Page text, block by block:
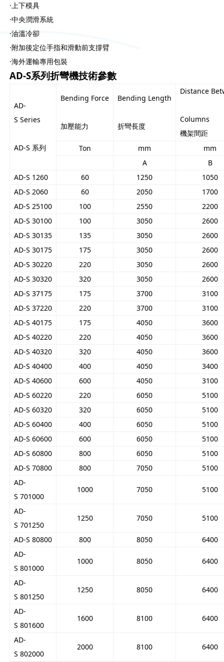
·上下模具
·中央潤滑系統
·油溫冷卻
·附加後定位手指和滑動前支撐臂
·海外運輸專用包裝
AD-S系列折彎機技術參數
AD-
S Series
AD-S 系列
Bending Force
加壓能力
Bending Length
折彎長度
Distance
Columns
機架間距
Ton
mm
mm
A
B
AD-S 1260
60 1250
1050
AD-S 2060
60 2050
1700
AD-S 25100
100 2550
2200
AD-S 30100
100 3050
2600
AD-S 30135
135 3050
2600
AD-S 30175
175 3050
2600
AD-S 30220
220 3050
2600
AD-S 30320
320 3050
2600
AD-S 37175
175 3700
3100
AD-S 37220
220 3700
3100
AD-S 40175
175 4050
3600
AD-S 40220
220 4050
3600
AD-S 40320
320 4050
3600
AD-S 40400
400 4050
3400
AD-S 40600
600 4050
3100
AD-S 60220
220 6050
5100
AD-S 60320
320 6050
5100
AD-S 60400
400 6050
5100
AD-S 60600
600 6050
5100
AD-S 60800
800 6050
5100
AD-S 70800
800 7050
5100
AD-
S 701000
1000 7050 5100
AD-
S 701250
1250 7050 5100
AD-S 80800 800 8050
6400
AD-
S 801000
1000 8050 6400
AD-
S 801250
1250 8050 6400
AD-
S 801600
1600 8100 6400
AD-
S 802000
2000 8100 6400